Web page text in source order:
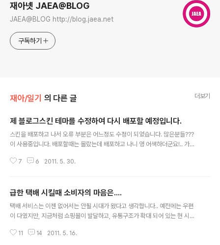
재아넷 JAEA@BLOG
JAEA@BLOG http://blog.jaea.net
구독하기
재아/일기 의 다른 글 더보기
제 블로그스킨 테마를 수정하여 다시 배포할 예정입니다.
스킨을 배포하고 나서 오류 부분은 어느정도 수정이 되었습니다. 많은분들???
이 사용중입니다. 배포할때는 몰랐는데 배포하고 나니 영 어색하더군요!.. 가끔
현재 배포중인 스킨중에 가장 많이 물어보셨던 부분이 바로 사이드바 넓히는 부
럼 넓은걸 좋아 하시더군요! 그래서 사이드바도 제가 현재 사용중인 스킨의 폭
만큼 넓힐 예정입니다. 그리고 또 하나 제가 사용할때는 몰랐는데... 다른분이 제
스킨 사용하는걸 보니 어둡다는 생각이 문뜩 들어서 스킨의 큰 추가 기능은 없
7 6 2011. 5. 30.
급한 택배 시킬때 소비자의 마음은....
택배 서비스는 이젠 없어서는 안될 시대가 왔다고 생각합니다.. 예전에는 우편
이 다였지만, 지금처럼 쇼핑몰이 발달하고, 유통구조가 확대 되어 있는 현 시대
야 한다고는 생각하지만, 멈춰 있는 느낌이 드는건 왜일까요?? 얼마전에 정말
11 14 2011. 5. 16.